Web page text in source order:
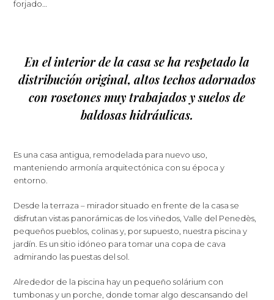
forjado…
En el interior de la casa se ha respetado la
distribución original, altos techos adornados
con rosetones muy trabajados y suelos de
baldosas hidráulicas.
Es una casa antigua, remodelada para nuevo uso,
manteniendo armonía arquitectónica con su época y
entorno.
Desde la terraza – mirador situado en frente de la casa se
disfrutan vistas panorámicas de los viñedos, Valle del Penedès,
pequeños pueblos, colinas y, por supuesto, nuestra piscina y
jardín. Es un sitio idóneo para tomar una copa de cava
admirando las puestas del sol.
Alrededor de la piscina hay un pequeño solárium con
tumbonas y un porche, donde tomar algo descansando del